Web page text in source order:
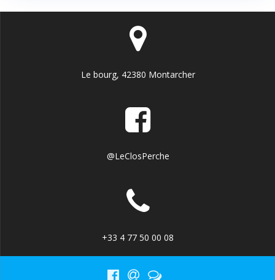
Le bourg, 42380 Montarcher
@LeClosPerche
+33 4 77 50 00 08